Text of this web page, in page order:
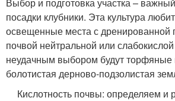
посадки клубники. Эта культура
освещенные места с дренированной
почвой нейтральной или
неудачным выбором будут торфяные
болотистая дерново-подзолистая
Кислотность почвы: определяем и